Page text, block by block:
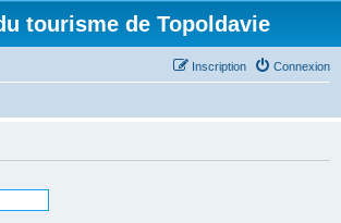
tourisme de Topoldavie
Connexion
Inscription